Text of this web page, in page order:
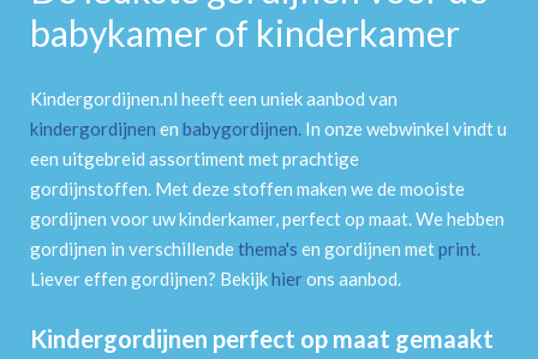
babykamer of kinderkamer
Kindergordijnen.nl heeft een uniek aanbod van
kindergordijnen en babygordijnen. In onze webwinkel vindt u
een uitgebreid assortiment met prachtige
gordijnstoffen. Met deze stoffen maken we de mooiste
gordijnen voor uw kinderkamer, perfect op maat. We hebben
gordijnen in verschillendethema's en gordijnen metprint.
Liever effen gordijnen? Bekijkhierons aanbod.
Kindergordijnen perfect op maat gemaakt